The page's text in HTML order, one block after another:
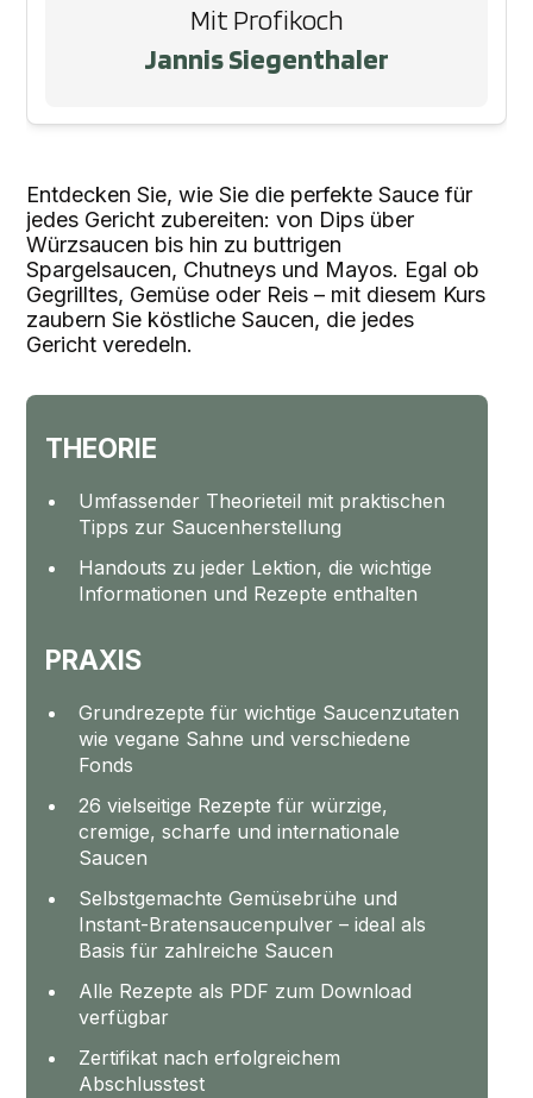
Entdecken Sie, wie Sie die perfekte Sauce für
jedes Gericht zubereiten: von Dips über
Würzsaucen bis hin zu buttrigen
Spargelsaucen, Chutneys und Mayos. Egal ob
Gegrilltes, Gemüse oder Reis – mit diesem Kurs
zaubern Sie köstliche Saucen, die jedes
Gericht veredeln.
THEORIE
Umfassender Theorieteil mit praktischen
Tipps zur Saucenherstellung
Handouts zu jeder Lektion, die wichtige
Informationen und Rezepte enthalten
PRAXIS
Grundrezepte für wichtige Saucenzutaten
wie vegane Sahne und verschiedene
Fonds
26 vielseitige Rezepte für würzige,
cremige, scharfe und internationale
Saucen
Selbstgemachte Gemüsebrühe und
Instant-Bratensaucenpulver – ideal als
Basis für zahlreiche Saucen
Alle Rezepte als PDF zum Download
verfügbar
Zertifikat nach erfolgreichem
Abschlusstest
Mit Profikoch
Jannis Siegenthaler